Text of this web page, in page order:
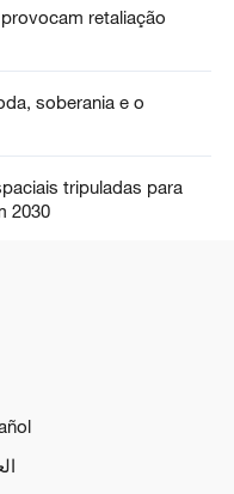
retaliação
soberania e o
tripuladas para
2030